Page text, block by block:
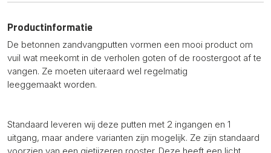
Productinformatie
De betonnen zandvangputten vormen een mooi product om
vuil wat meekomt in de verholen goten of de roostergoot af te
vangen. Ze moeten uiteraard wel regelmatig
leeggemaakt worden.
Standaard leveren wij deze putten met 2 ingangen en 1
uitgang, maar andere varianten zijn mogelijk. Ze zijn standaard